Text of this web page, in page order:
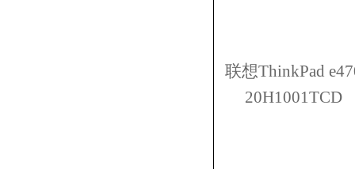
联想ThinkPad
20H1001TCD